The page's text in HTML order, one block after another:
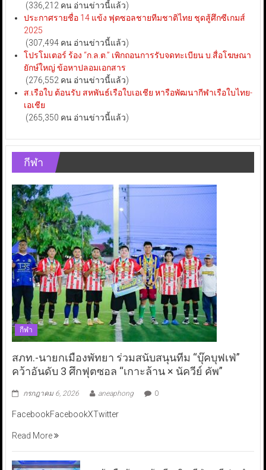
(336,212 คน อ่านข่าวนี้แล้ว)
ประกาศรายชื่อ 14 แข้ง ฟุตซอลชายทีมชาติไทย ชุดสู้ศึกซีเกมส์
2025
(307,494 คน อ่านข่าวนี้แล้ว)
โปรโมเตอร์ ร้อง “ก.ล.ต.” เพิกถอนการรับจดทะเบียน บ.สื่อโฆษณา
ยักษ์ใหญ่ ข้อหาปลอมเอกสาร
(276,552 คน อ่านข่าวนี้แล้ว)
ส.เรือใบ ต้อนรับ สหพันธ์เรือใบเอเชีย หารือพัฒนากีฬาเรือใบไทย-
เอเชีย
(265,350 คน อ่านข่าวนี้แล้ว)
กีฬา
กีฬา
สภท.-นายกเมืองพัทยา ร่วมสนับสนุนทีม “บุ๊คบุฟเฟ่”
คว้าอันดับ 3 ศึกฟุตซอล “เกาะล้าน × นัควีย์ คัพ”
กรกฎาคม 6, 2026 aneaphong 0
FacebookFacebookXTwitter
Read More